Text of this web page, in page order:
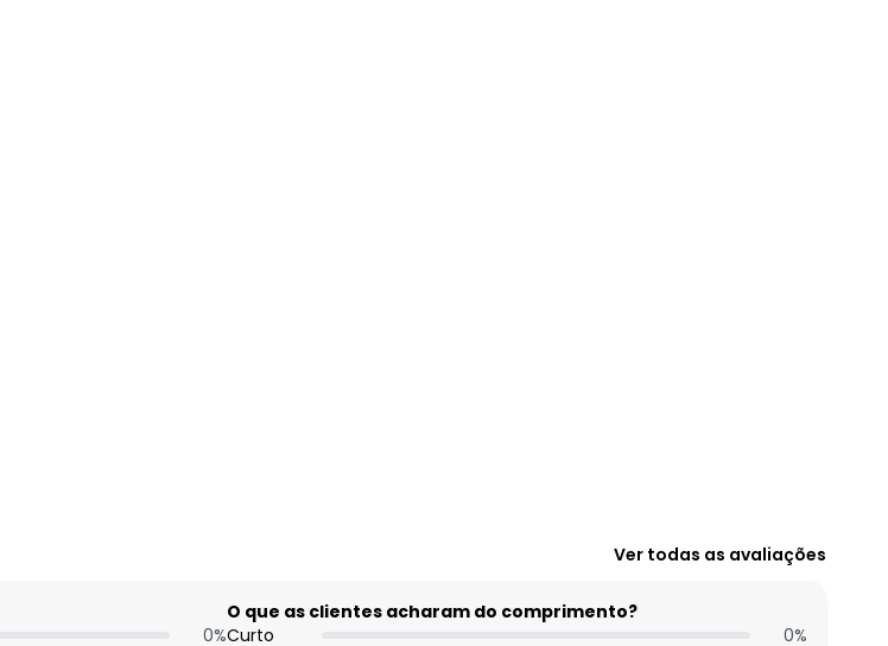
Ver todas as avaliações
0%
O que as clientes acharam do comprimento?
Curto
0%